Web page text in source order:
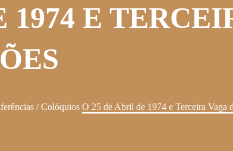
1974 E
/ Colóquios O 25 de Abril de 1974 e Terceira Vaga